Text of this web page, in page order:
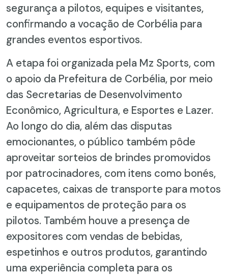
segurança a pilotos, equipes e visitantes,
confirmando a vocação de Corbélia para
grandes eventos esportivos.
A etapa foi organizada pela Mz Sports, com
o apoio da Prefeitura de Corbélia, por meio
das Secretarias de Desenvolvimento
Econômico, Agricultura, e Esportes e Lazer.
Ao longo do dia, além das disputas
emocionantes, o público também pôde
aproveitar sorteios de brindes promovidos
por patrocinadores, com itens como bonés,
capacetes, caixas de transporte para motos
e equipamentos de proteção para os
pilotos. Também houve a presença de
expositores com vendas de bebidas,
espetinhos e outros produtos, garantindo
uma experiência completa para os